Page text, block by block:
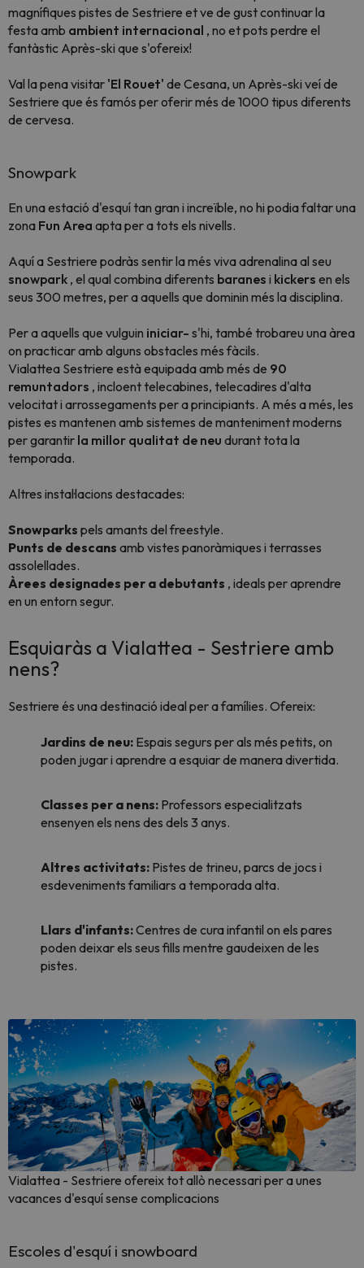
magnífiques pistes de Sestriere et ve de gust continuar la
festa amb ambient internacional , no et pots perdre el
fantàstic Après-ski que s'ofereix!
Val la pena visitar 'El Rouet' de Cesana, un Après-ski veí de
Sestriere que és famós per oferir més de 1000 tipus diferents
de cervesa.
Snowpark
En una estació d'esquí tan gran i increïble, no hi podia faltar una
zona Fun Area apta per a tots els nivells.
Aquí a Sestriere podràs sentir la més viva adrenalina al seu
snowpark , el qual combina diferents baranes i kickers en els
seus 300 metres, per a aquells que dominin més la disciplina.
Per a aquells que vulguin iniciar- s'hi, també trobareu una àrea
on practicar amb alguns obstacles més fàcils.
Vialattea Sestriere està equipada amb més de 90
remuntadors , incloent telecabines, telecadires d'alta
velocitat i arrossegaments per a principiants. A més a més, les
pistes es mantenen amb sistemes de manteniment moderns
per garantir la millor qualitat de neu durant tota la
temporada.
Altres instal·lacions destacades:
Snowparks pels amants del freestyle.
Punts de descans amb vistes panoràmiques i terrasses
assolellades.
Àrees designades per a debutants , ideals per aprendre
en un entorn segur.
Esquiaràs a Vialattea - Sestriere amb
nens?
Sestriere és una destinació ideal per a famílies. Ofereix:
Jardins de neu: Espais segurs per als més petits, on
poden jugar i aprendre a esquiar de manera divertida.
Classes per a nens: Professors especialitzats
ensenyen els nens des dels 3 anys.
Altres activitats: Pistes de trineu, parcs de jocs i
esdeveniments familiars a temporada alta.
Llars d'infants:Centres de cura infantil on els pares
poden deixar els seus fills mentre gaudeixen de les
pistes.
Vialattea - Sestriere ofereix tot allò necessari per a unes
vacances d'esquí sense complicacions
Escoles d'esquí i snowboard